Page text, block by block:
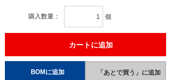
購入数量 個